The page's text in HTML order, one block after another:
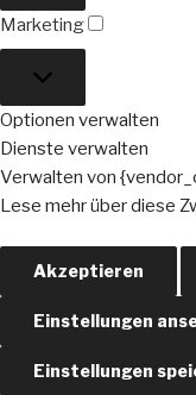
Marketing
Optionen verwalten
Dienste verwalten
Verwalten von
Lese mehr über diese
Akzeptieren
Einstellungen
Einstellungen